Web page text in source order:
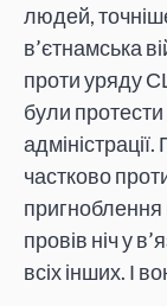
людей,
в’єтнамська
проти уряду
були протести
частково
провів ніч у
всіх інших. І